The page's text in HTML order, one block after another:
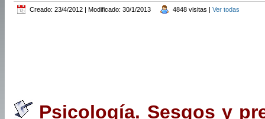
Creado: 23/4/2012 | Modificado: 30/1/2013 4848 visitas | Ver todas
Psicología. Sesgos y